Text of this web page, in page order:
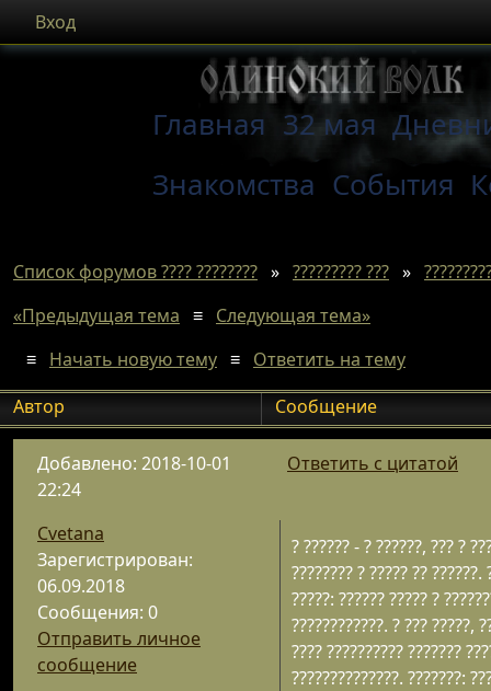
Вход
Главная 32 мая
Знакомства События
Список форумов ???? ???????? » ????????? ??? »
«Предыдущая тема ≡ Следующая тема»
≡ Начать новую тему ≡ Ответить на тему
Автор
Сообщение
Добавлено: 2018-10-01
22:24
Ответить с цитатой
Cvetana
Зарегистрирован:
06.09.2018
Сообщения: 0
Отправить личное
сообщение
? ?????? - ? ??????, ??? ?
???????? ? ????? ?? ??????.
?????: ?????? ????? ?
????????????. ? ??? ?????,
???? ?????????? ???????
??????????????. ???????: